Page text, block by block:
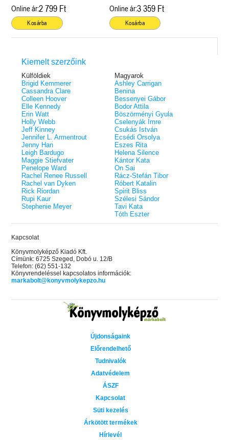
Online ár:2 799 Ft
Kosárba
Online ár:3 359 Ft
Kosárba
Kiemelt szerzőink
Külföldiek
Brigid Kemmerer
Cassandra Clare
Colleen Hoover
Elle Kennedy
Erin Watt
Holly Webb
Jeff Kinney
Jennifer L. Armentrout
Jenny Han
Leigh Bardugo
Maggie Stiefvater
Penelope Ward
Rachel Renee Russell
Rachel van Dyken
Rick Riordan
Rupi Kaur
Stephenie Meyer
Magyarok
Ashley Carrigan
Benina
Bessenyei Gábor
Bodor Attila
Böszörményi Gyula
Cselenyák Imre
Csukás István
Ecsédi Orsolya
Eszes Rita
Helena Silence
Kántor Kata
On Sai
Rácz-Stefán Tibor
Róbert Katalin
Spirit Bliss
Szélesi Sándor
Tavi Kata
Tóth Eszter
Kapcsolat
Könyvmolyképző Kiadó Kft.
Címünk: 6725 Szeged, Dobó u. 12/B
Telefon: (62) 551-132
Könyvrendeléssel kapcsolatos információk:
markabolt@konyvmolykepzo.hu
Újdonságaink
Előrendelhető
Tudnivalók
Adatvédelem
ÁSZF
Kapcsolat
Süti kezelés
Árkötött termékek
Hírlevél